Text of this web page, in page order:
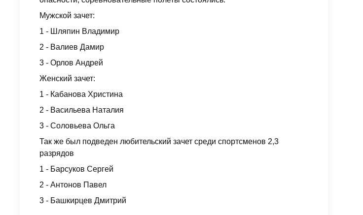
Мужской зачет:
1 - Шляпин Владимир
2 - Валиев Дамир
3 - Орлов Андрей
Женский зачет:
1 - Кабанова Христина
2 - Васильева Наталия
3 - Соловьева Ольга
Так же был подведен любительский зачет среди спортсменов 2,3
разрядов
1 - Барсуков Сергей
2 - Антонов Павел
3 - Башкирцев Дмитрий